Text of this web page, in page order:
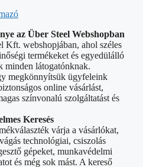
az Über Steel Webshopban
Kft. webshopjában, ahol széles
termékeket és egyedülálló
minden látogatónknak.
megkönnyítsük ügyfeleink
online vásárlást,
színvonalú szolgáltatást és
Keresés
várja a vásárlókat,
technológiai, csiszolás
gépeket, munkavédelmi
és még sok mást. A kereső